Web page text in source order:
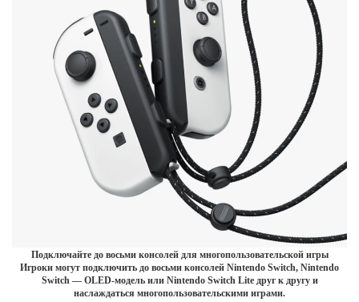
Подключайте до восьми консолей для многопользовательской игры
Игроки могут подключить до восьми консолей Nintendo Switch, Nintendo
Switch — OLED-модель или Nintendo Switch Lite друг к другу и
наслаждаться многопользовательскими играми.